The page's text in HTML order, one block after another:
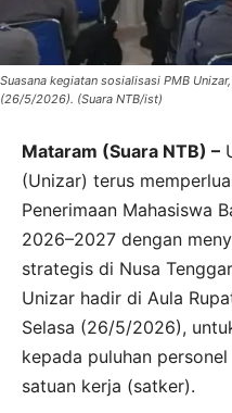
Suasana kegiatan sosialisasi PMB
(26/5/2026). (Suara NTB/ist)
Mataram (Suara NTB) –
(Unizar) terus
Penerimaan Mahasiswa
2026–2027 dengan
strategis di Nusa
Unizar hadir di Aula
Selasa (26/5/2026),
kepada puluhan
satuan kerja (satker).